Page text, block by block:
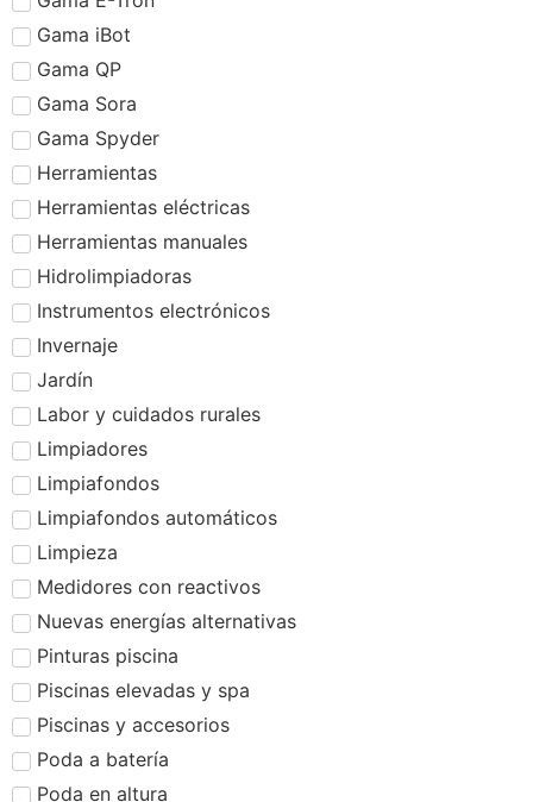
Gama iBot
Gama QP
Gama Sora
Gama Spyder
Herramientas
Herramientas eléctricas
Herramientas manuales
Hidrolimpiadoras
Instrumentos electrónicos
Invernaje
Jardín
Labor y cuidados rurales
Limpiadores
Limpiafondos
Limpiafondos automáticos
Limpieza
Medidores con reactivos
Nuevas energías alternativas
Pinturas piscina
Piscinas elevadas y spa
Piscinas y accesorios
Poda a batería
Poda en altura